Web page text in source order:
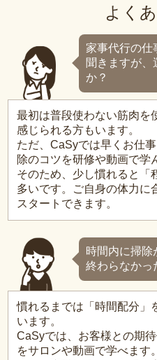
よく
家事代行の仕
聞きますが、
か？
最初は普段使わない筋肉を
感じられる方もいます。
ただ、CaSyでは早くお仕
除のコツを研修や動画で学
そのため、少し慣れると「
多いです。ご自身の体力に
スタートできます。
時間内に掃除
終わらなかっ
慣れるまでは「時間配分」
います。
CaSyでは、お客様との期
をサロンや動画で学べます。